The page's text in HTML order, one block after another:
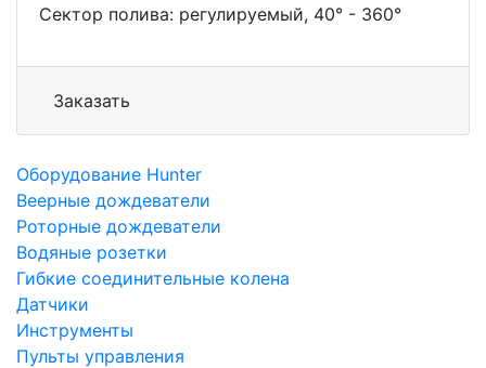
Сектор полива: регулируемый, 40° - 360°
Заказать
Оборудование Hunter
Веерные дождеватели
Роторные дождеватели
Водяные розетки
Гибкие соединительные колена
Датчики
Инструменты
Пульты управления